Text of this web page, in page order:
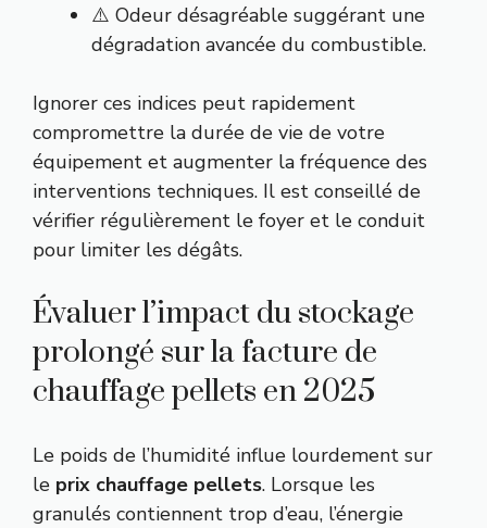
⚠️ Odeur désagréable suggérant une
dégradation avancée du combustible.
Ignorer ces indices peut rapidement
compromettre la durée de vie de votre
équipement et augmenter la fréquence des
interventions techniques. Il est conseillé de
vérifier régulièrement le foyer et le conduit
pour limiter les dégâts.
Évaluer l’impact du stockage
prolongé sur la facture de
chauffage pellets en 2025
Le poids de l’humidité influe lourdement sur
le prix chauffage pellets. Lorsque les
granulés contiennent trop d’eau, l’énergie